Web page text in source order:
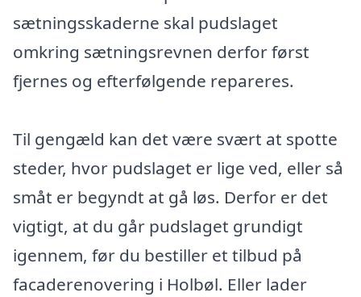
sætningsskaderne skal pudslaget
omkring sætningsrevnen derfor først
fjernes og efterfølgende repareres.
Til gengæld kan det være svært at spotte
steder, hvor pudslaget er lige ved, eller så
småt er begyndt at gå løs. Derfor er det
vigtigt, at du går pudslaget grundigt
igennem, før du bestiller et tilbud på
facaderenovering i Holbøl. Eller lader